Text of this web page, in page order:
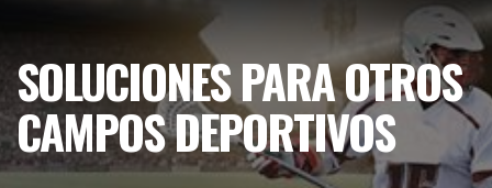
SOLUCIONES PARA OTROS
CAMPOS DEPORTIVOS